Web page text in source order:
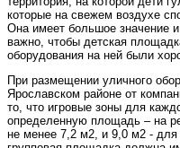
которые на свежем воздухе
Она имеет большое значение
важно, чтобы детская
оборудования на ней были
При размещении уличного
Ярославском районе от
то, что игровые зоны для
определенную площадь – на
не менее 7,2 м2, и 9,0 м2 - для